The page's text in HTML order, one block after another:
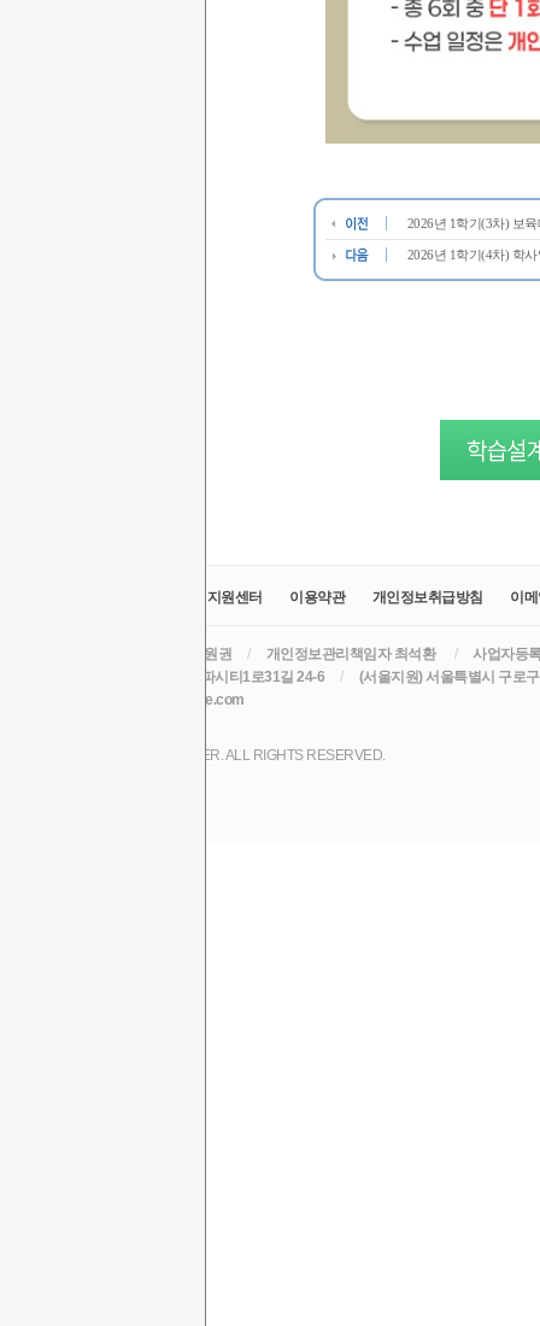
2026년 1학기(3차) 보
2026년 1학기(4차) 학사
취업지원센터 이용약관 개인정보취급방침 이
대표 윤원권 / 개인정보관리책임자 최석환 /
사업자등
주소 (본원) 대구광역시 수성구 알파시티1로31길 24-6
/
(서울지원) 서울특별시 구로
EMAIL csh78mm@nate.com
COPYRIGHT (C) 2017 LINE CYBER. ALL RIGHTS RESERVED.